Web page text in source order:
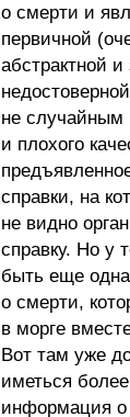
о смерти и
первичной
абстрактной и
не случайным
и плохого
справки, на
не видно
справку. Но у
быть еще
о смерти,
в морге
Вот там уже
иметься
информация о